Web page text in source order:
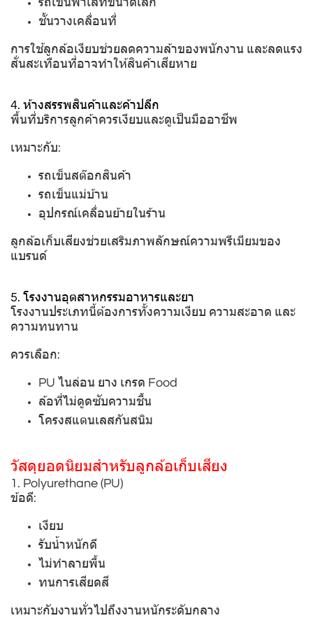
ชั้นวางเคลื่อนที่
การใช้ลูกล้อเงียบช่วยลดความล้าของพนักงาน และลดแรง
สั่นสะเทือนที่อาจทำให้สินค้าเสียหาย
4. ห้างสรรพสินค้าและค้าปลีก
พื้นที่บริการลูกค้าควรเงียบและดูเป็นมืออาชีพ
เหมาะกับ:
รถเข็นสต๊อกสินค้า
รถเข็นแม่บ้าน
อุปกรณ์เคลื่อนย้ายในร้าน
ลูกล้อเก็บเสียงช่วยเสริมภาพลักษณ์ความพรีเมียมของ
แบรนด์
5. โรงงานอุตสาหกรรมอาหารและยา
โรงงานประเภทนี้ต้องการทั้งความเงียบ ความสะอาด และ
ความทนทาน
ควรเลือก:
PU ไนล่อน ยาง เกรด Food
ล้อที่ไม่ดูดซับความชื้น
โครงสแตนเลสกันสนิม
วัสดุยอดนิยมสำหรับลูกล้อเก็บเสียง
1. Polyurethane (PU)
ข้อดี:
เงียบ
รับน้ำหนักดี
ไม่ทำลายพื้น
ทนการเสียดสี
เหมาะกับงานทั่วไปถึงงานหนักระดับกลาง